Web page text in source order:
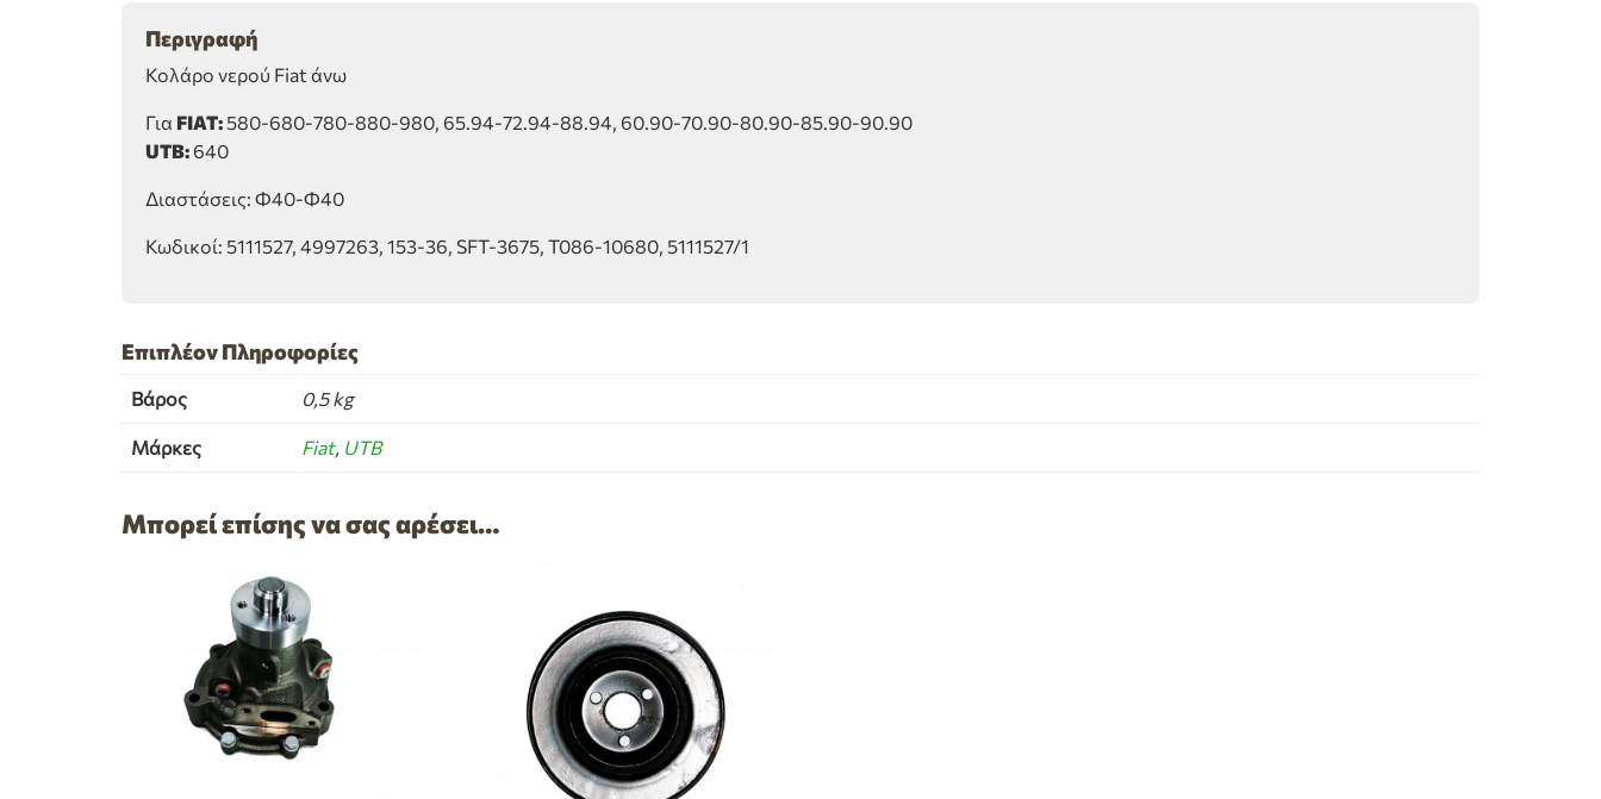
Περιγραφή
Κολάρο νερού Fiat άνω
Για FIAT: 580-680-780-880-980, 65.94-72.94-88.94, 60.90-70.90-80.90-85.90-90.90
UTB: 640
Διαστάσεις: Φ40-Φ40
Κωδικοί: 5111527, 4997263, 153-36, SFT-3675, T086-10680, 5111527/1
Επιπλέον Πληροφορίες
Βάρος 0,5 kg
Μάρκες Fiat, UTB
Μπορεί επίσης να σας αρέσει…